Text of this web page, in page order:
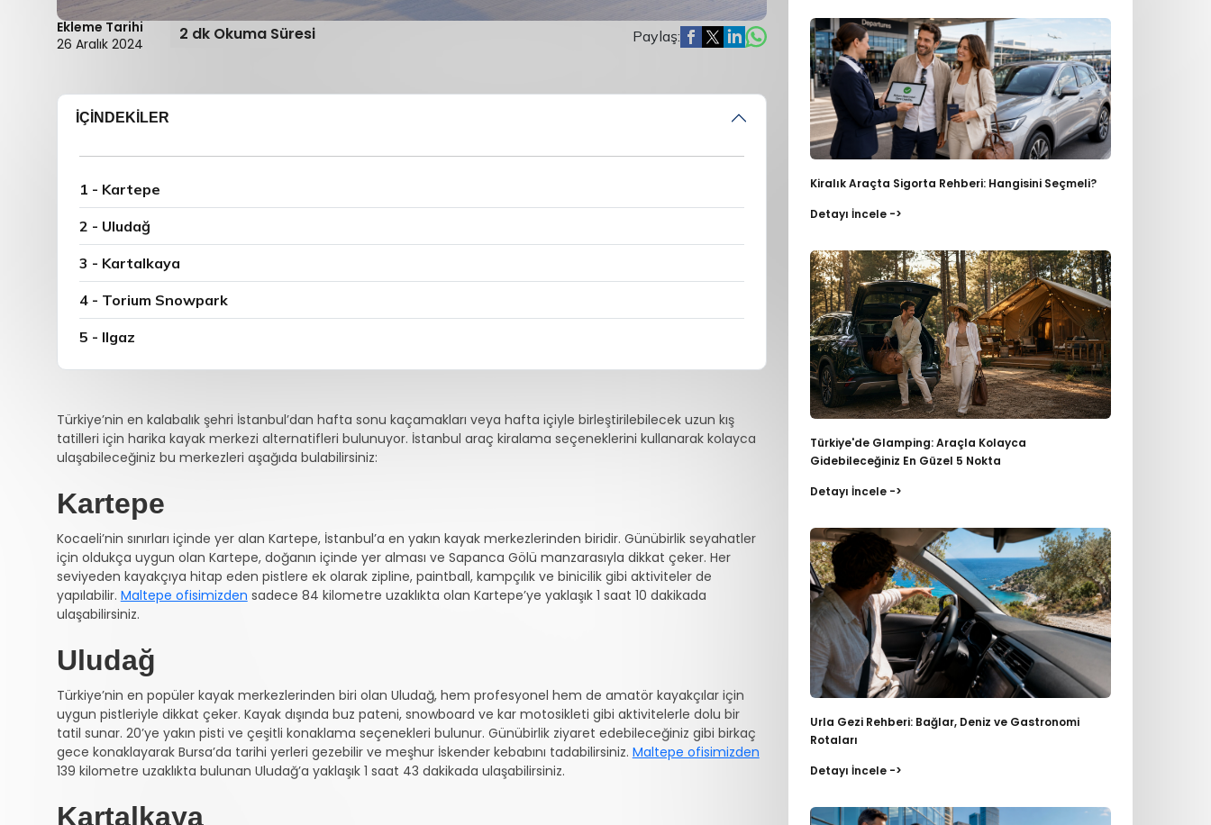
Ekleme Tarihi
26 Aralık 2024
2 dk Okuma Süresi Paylaş:
İÇİNDEKİLER
1 - Kartepe
2 - Uludağ
3 - Kartalkaya
4 - Torium Snowpark
5 - Ilgaz
Türkiye’nin en kalabalık şehri İstanbul’dan hafta sonu kaçamakları veya hafta içiyle birleştirilebilecek uzun kış
tatilleri için harika kayak merkezi alternatifleri bulunuyor. İstanbul araç kiralama seçeneklerini kullanarak kolayca
ulaşabileceğiniz bu merkezleri aşağıda bulabilirsiniz:
Kartepe
Kocaeli’nin sınırları içinde yer alan Kartepe, İstanbul’a en yakın kayak merkezlerinden biridir. Günübirlik seyahatler
için oldukça uygun olan Kartepe, doğanın içinde yer alması ve Sapanca Gölü manzarasıyla dikkat çeker. Her
seviyeden kayakçıya hitap eden pistlere ek olarak zipline, paintball, kampçılık ve binicilik gibi aktiviteler de
yapılabilir. Maltepe ofisimizden sadece 84 kilometre uzaklıkta olan Kartepe’ye yaklaşık 1 saat 10 dakikada
ulaşabilirsiniz.
Uludağ
Türkiye’nin en popüler kayak merkezlerinden biri olan Uludağ, hem profesyonel hem de amatör kayakçılar için
uygun pistleriyle dikkat çeker. Kayak dışında buz pateni, snowboard ve kar motosikleti gibi aktivitelerle dolu bir
tatil sunar. 20’ye yakın pisti ve çeşitli konaklama seçenekleri bulunur. Günübirlik ziyaret edebileceğiniz gibi birkaç
gece konaklayarak Bursa’da tarihi yerleri gezebilir ve meşhur İskender kebabını tadabilirsiniz. Maltepe ofisimizden
139 kilometre uzaklıkta bulunan Uludağ’a yaklaşık 1 saat 43 dakikada ulaşabilirsiniz.
Kartalkaya
Kiralık Araçta Sigorta Rehberi: Hangisini Seçmeli?
Detayı İncele ->
Türkiye'de Glamping: Araçla Kolayca
Gidebileceğiniz En Güzel 5 Nokta
Detayı İncele ->
Urla Gezi Rehberi: Bağlar, Deniz ve Gastronomi
Rotaları
Detayı İncele ->